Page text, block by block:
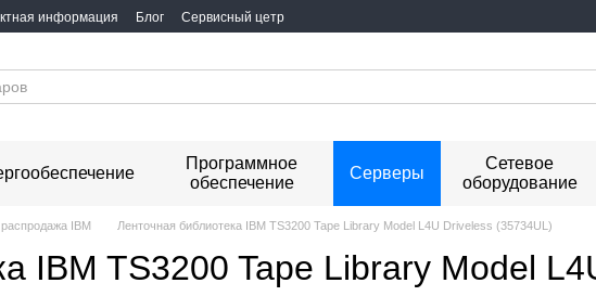
информация Блог Сервисный цетр
Программное
обеспечение
Серверы
Сетевое
оборудование
IBM Ленточная библиотека IBM TS3200 Tape Library Model L4U Driveless (35734UL)
IBM TS3200 Tape Library Model